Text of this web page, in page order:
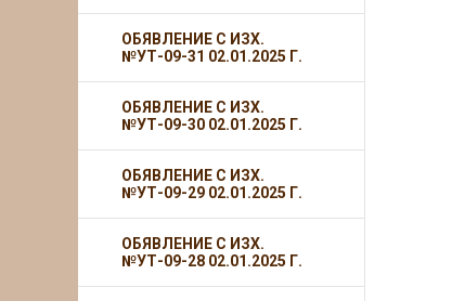
ОБЯВЛЕНИЕ С ИЗХ.
№УТ-09-31 02.01.2025 Г.
ОБЯВЛЕНИЕ С ИЗХ.
№УТ-09-30 02.01.2025 Г.
ОБЯВЛЕНИЕ С ИЗХ.
№УТ-09-29 02.01.2025 Г.
ОБЯВЛЕНИЕ С ИЗХ.
№УТ-09-28 02.01.2025 Г.